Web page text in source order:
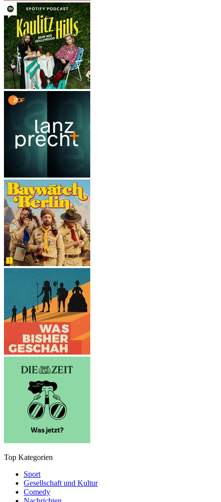
Top Kategorien
Sport
Gesellschaft und Kultur
Comedy